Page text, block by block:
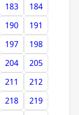
183
184
190
191
197
198
204
205
211
212
218
219